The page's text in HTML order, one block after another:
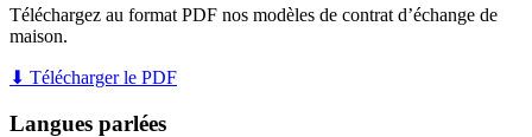
Téléchargez au format PDF nos modèles de contrat d’échange de
maison.
⬇ Télécharger le PDF
Langues parlées